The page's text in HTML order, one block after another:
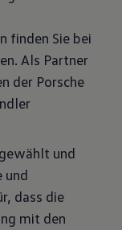
finden Sie bei
Als Partner
der Porsche
und
und
dass die
mit den